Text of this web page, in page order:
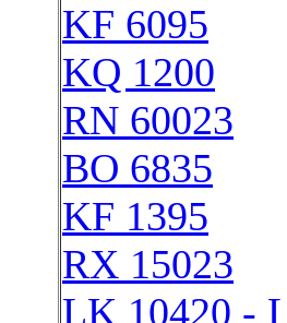
KF 6095
KQ 1200
RN 60023
BO 6835
KF 1395
RX 15023
LK 10420 -